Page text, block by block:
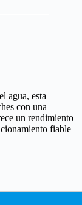
agua, esta
con una
un rendimiento
fiable